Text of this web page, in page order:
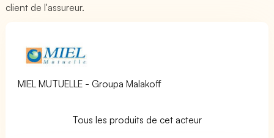
client de l'assureur.
MIEL MUTUELLE - Groupa Malakoff
Tous les produits de cet acteur